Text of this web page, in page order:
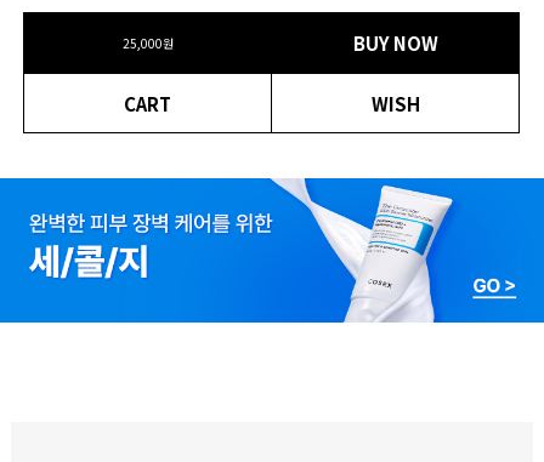
25,000원 BUY NOW
CART WISH